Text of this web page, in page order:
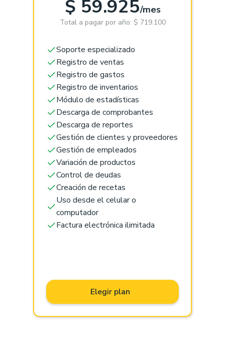
$ 59.925/mes
Total a pagar por año: $ 719.100
Soporte especializado
Registro de ventas
Registro de gastos
Registro de inventarios
Módulo de estadísticas
Descarga de comprobantes
Descarga de reportes
Gestión de clientes y proveedores
Gestión de empleados
Variación de productos
Control de deudas
Creación de recetas
Uso desde el celular o
computador
Factura electrónica ilimitada
Elegir plan